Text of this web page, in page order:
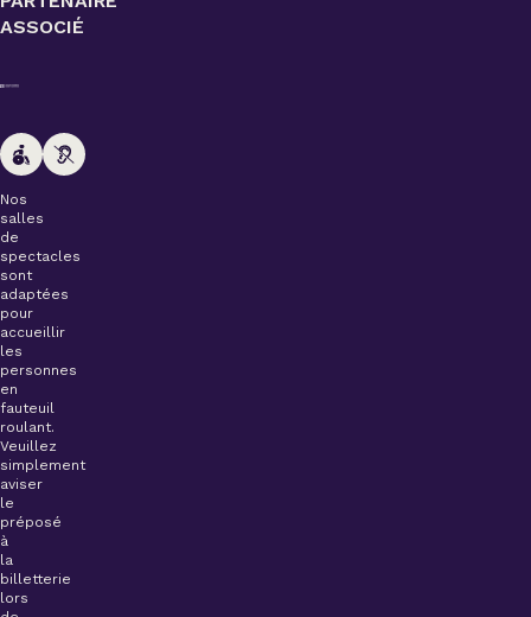
ASSOCIÉ
Nos
salles
de
spectacles
sont
adaptées
pour
accueillir
les
personnes
en
fauteuil
roulant.
Veuillez
simplement
aviser
le
préposé
à
la
billetterie
lors